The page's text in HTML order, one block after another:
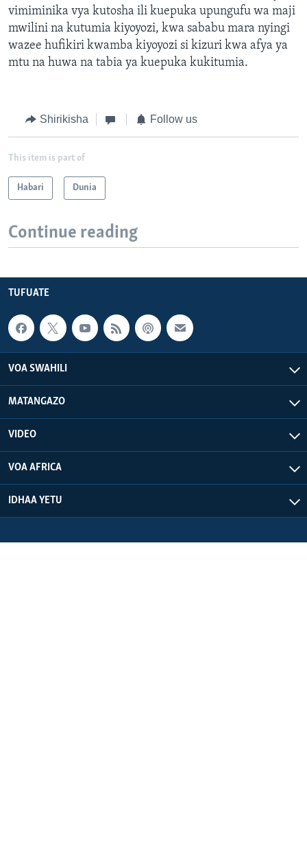
vimiminika vya kutosha ili kuepuka upungufu wa maji
mwilini na kutumia kiyoyozi, kwa sababu mara nyingi
wazee hufikiri kwamba kiyoyozi si kizuri kwa afya ya
mtu na huwa na tabia ya kuepuka kukitumia.
Shirikisha Follow us
This item is part of
Habari Dunia
Continue reading
TUFUATE
VOA SWAHILI
MATANGAZO
VIDEO
VOA AFRICA
IDHAA YETU